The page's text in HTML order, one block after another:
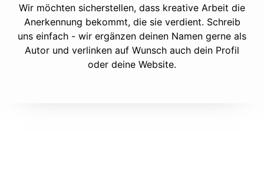
Wir möchten sicherstellen, dass kreative Arbeit die
Anerkennung bekommt, die sie verdient. Schreib
uns einfach - wir ergänzen deinen Namen gerne als
Autor und verlinken auf Wunsch auch dein Profil
oder deine Website.